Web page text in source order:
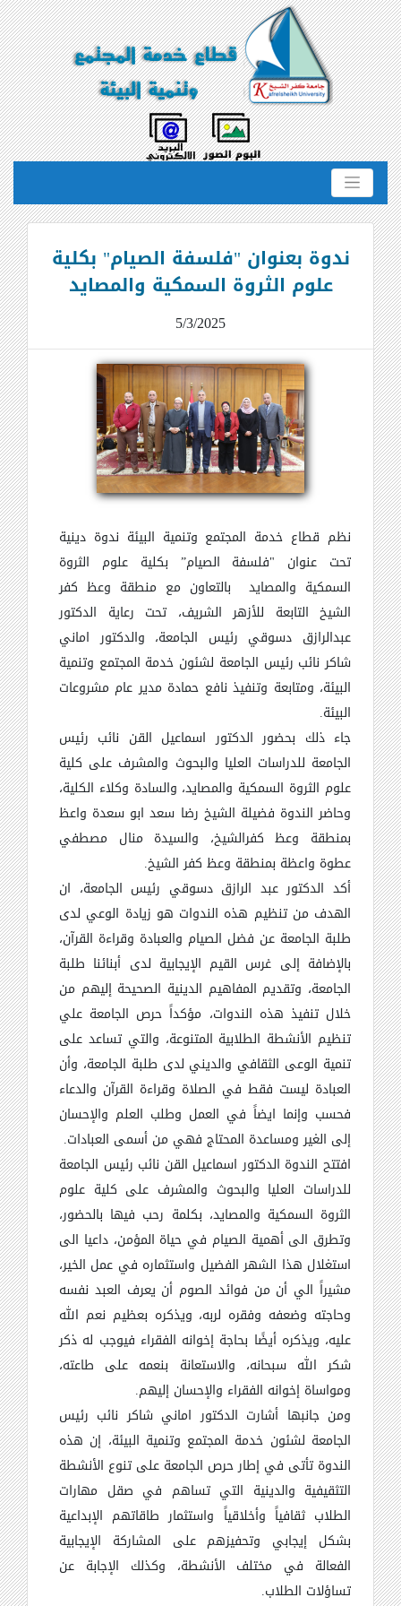
ندوة بعنوان "فلسفة الصيام" بكلية
علوم الثروة السمكية والمصايد
5/3/2025
نظم قطاع خدمة المجتمع وتنمية البيئة ندوة دينية
تحت عنوان "فلسفة الصيام” بكلية علوم الثروة
السمكية والمصايد بالتعاون مع منطقة وعظ كفر
الشيخ التابعة للأزهر الشريف، تحت رعاية الدكتور
عبدالرازق دسوقي رئيس الجامعة، والدكتور اماني
شاكر نائب رئيس الجامعة لشئون خدمة المجتمع وتنمية
البيئة، ومتابعة وتنفيذ نافع حمادة مدير عام مشروعات
البيئة.
جاء ذلك بحضور الدكتور اسماعيل القن نائب رئيس
الجامعة للدراسات العليا والبحوث والمشرف على كلية
علوم الثروة السمكية والمصايد، والسادة وكلاء الكلية،
وحاضر الندوة فضيلة الشيخ رضا سعد ابو سعدة واعظ
بمنطقة وعظ كفرالشيخ، والسيدة منال مصطفي
عطوة واعظة بمنطقة وعظ كفر الشيخ.
أكد الدكتور عبد الرازق دسوقي رئيس الجامعة، ان
الهدف من تنظيم هذه الندوات هو زيادة الوعي لدى
طلبة الجامعة عن فضل الصيام والعبادة وقراءة القرآن،
بالإضافة إلى غرس القيم الإيجابية لدى أبنائنا طلبة
الجامعة، وتقديم المفاهيم الدينية الصحيحة إليهم من
خلال تنفيذ هذه الندوات، مؤكداً حرص الجامعة علي
تنظيم الأنشطة الطلابية المتنوعة، والتي تساعد على
تنمية الوعى الثقافي والديني لدى طلبة الجامعة، وأن
العبادة ليست فقط في الصلاة وقراءة القرآن والدعاء
فحسب وإنما ايضاً في العمل وطلب العلم والإحسان
إلى الغير ومساعدة المحتاج فهي من أسمى العبادات.
افتتح الندوة الدكتور اسماعيل القن نائب رئيس الجامعة
للدراسات العليا والبحوث والمشرف على كلية علوم
الثروة السمكية والمصايد، بكلمة رحب فيها بالحضور،
وتطرق الى أهمية الصيام في حياة المؤمن، داعيا الى
استغلال هذا الشهر الفضيل واستثماره في عمل الخير،
مشيراً الي أن من فوائد الصوم أن يعرف العبد نفسه
وحاجته وضعفه وفقره لربه، ويذكره بعظيم نعم الله
عليه، ويذكره أيضًا بحاجة إخوانه الفقراء فيوجب له ذكر
شكر الله سبحانه، والاستعانة بنعمه على طاعته،
ومواساة إخوانه الفقراء والإحسان إليهم.
ومن جانبها أشارت الدكتور اماني شاكر نائب رئيس
الجامعة لشئون خدمة المجتمع وتنمية البيئة، إن هذه
الندوة تأتى في إطار حرص الجامعة على تنوع الأنشطة
التثقيفية والدينية التي تساهم في صقل مهارات
الطلاب ثقافياً وأخلاقياً واستثمار طاقاتهم الإبداعية
بشكل إيجابي وتحفيزهم على المشاركة الإيجابية
الفعالة في مختلف الأنشطة، وكذلك الإجابة عن
تساؤلات الطلاب.